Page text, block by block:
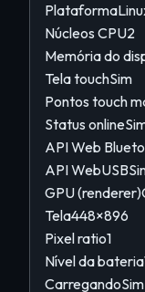
Plataforma
Núcleos CPU2
Memória do
Tela touchSim
Pontos touch
Status online
API Web
API WebUSB
GPU (renderer)
Tela448×896
Pixel ratio1
Nível da bateria
CarregandoSim